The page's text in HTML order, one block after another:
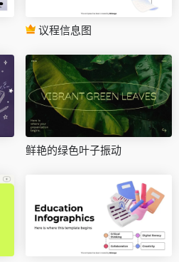
议程信息图
鲜艳的绿色叶子振动